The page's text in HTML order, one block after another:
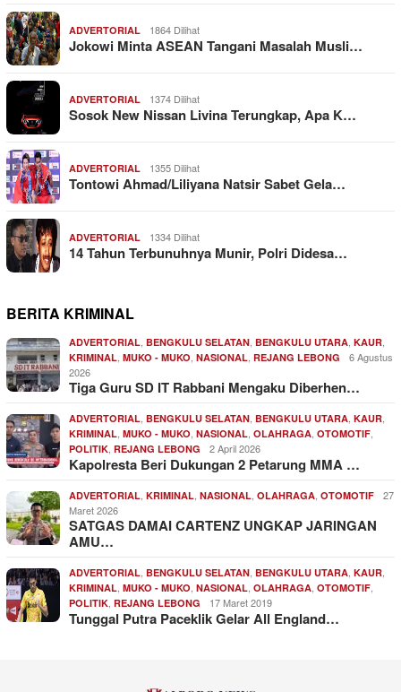
ADVERTORIAL 1864 Dilihat
Jokowi Minta ASEAN Tangani Masalah Musli…
ADVERTORIAL 1374 Dilihat
Sosok New Nissan Livina Terungkap, Apa K…
ADVERTORIAL 1355 Dilihat
Tontowi Ahmad/Liliyana Natsir Sabet Gela…
ADVERTORIAL 1334 Dilihat
14 Tahun Terbunuhnya Munir, Polri Didesa…
BERITA KRIMINAL
ADVERTORIAL BENGKULU SELATAN BENGKULU UTARA KAUR
KRIMINAL MUKO - MUKO NASIONAL REJANG LEBONG
6 Agustus
2026
Tiga Guru SD IT Rabbani Mengaku Diberhen…
ADVERTORIAL BENGKULU SELATAN BENGKULU UTARA KAUR
KRIMINAL MUKO - MUKO NASIONAL OLAHRAGA OTOMOTIF
POLITIK REJANG LEBONG 2 April 2026
Kapolresta Beri Dukungan 2 Petarung MMA …
ADVERTORIAL KRIMINAL NASIONAL OLAHRAGA OTOMOTIF
27
Maret 2026
SATGAS DAMAI CARTENZ UNGKAP JARINGAN
AMU…
ADVERTORIAL BENGKULU SELATAN BENGKULU UTARA KAUR
KRIMINAL MUKO - MUKO NASIONAL OLAHRAGA OTOMOTIF
POLITIK REJANG LEBONG 17 Maret 2019
Tunggal Putra Paceklik Gelar All England…